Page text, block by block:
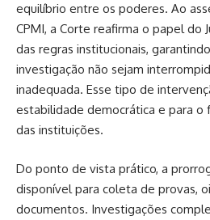
equilíbrio entre os poderes. Ao
CPMI, a Corte reafirma o papel do
das regras institucionais,
investigação não sejam
inadequada. Esse tipo de
estabilidade democrática e para o
das instituições.
Do ponto de vista prático, a
disponível para coleta de provas,
documentos. Investigações